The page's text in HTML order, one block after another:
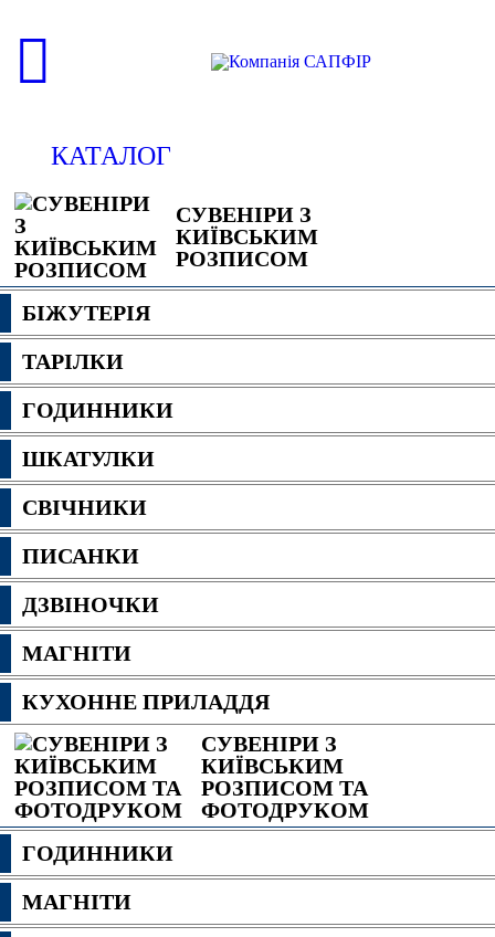
КАТАЛОГ
СУВЕНІРИ З
КИЇВСЬКИМ
РОЗПИСОМ
БІЖУТЕРІЯ
ТАРІЛКИ
ГОДИННИКИ
ШКАТУЛКИ
СВІЧНИКИ
ПИСАНКИ
ДЗВІНОЧКИ
МАГНІТИ
КУХОННЕ ПРИЛАДДЯ
СУВЕНІРИ З
КИЇВСЬКИМ
РОЗПИСОМ ТА
ФОТОДРУКОМ
ГОДИННИКИ
МАГНІТИ